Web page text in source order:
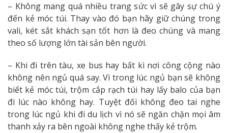
– Không mang quá nhiều trang sức vì sẽ gây sự chú ý
đến kẻ móc túi. Thay vào đó bạn hãy giữ chúng trong
vali, két sắt khách sạn tốt hơn là đeo chúng và mang
theo số lượng lớn tài sản bên người.
– Khi đi trên tàu, xe bus hay bất kì nơi công cộng nào
không nên ngủ quá say. Vì trong lúc ngủ bạn sẽ không
biết kẻ móc túi, trộm cắp rạch túi hay lấy balo của bạn
đi lúc nào không hay. Tuyệt đối không đeo tai nghe
trong lúc ngủ khi đi du lịch vì nó sẽ ngăn chặn mọi âm
thanh xảy ra bên ngoài không nghe thấy kẻ trộm.